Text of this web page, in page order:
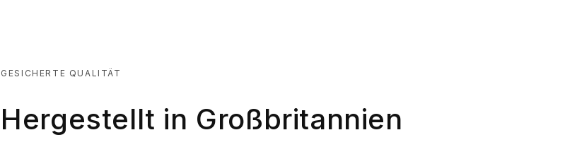
GESICHERTE QUALITÄT
Hergestellt in Großbritannien